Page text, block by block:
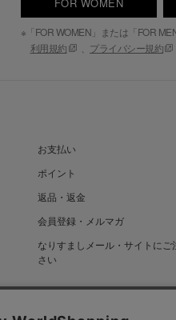
※「FOR WOMEN」または「FOR
利用規約
プライバシー規約
お支払い
ポイント
返品・返金
会員登録・メルマガ
なりすましメール・サイトにご
さい